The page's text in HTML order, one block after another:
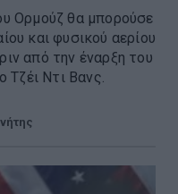
Ορμούζ θα μπορούσε
και φυσικού αερίου
από την έναρξη του
Τζέι Ντι Βανς.